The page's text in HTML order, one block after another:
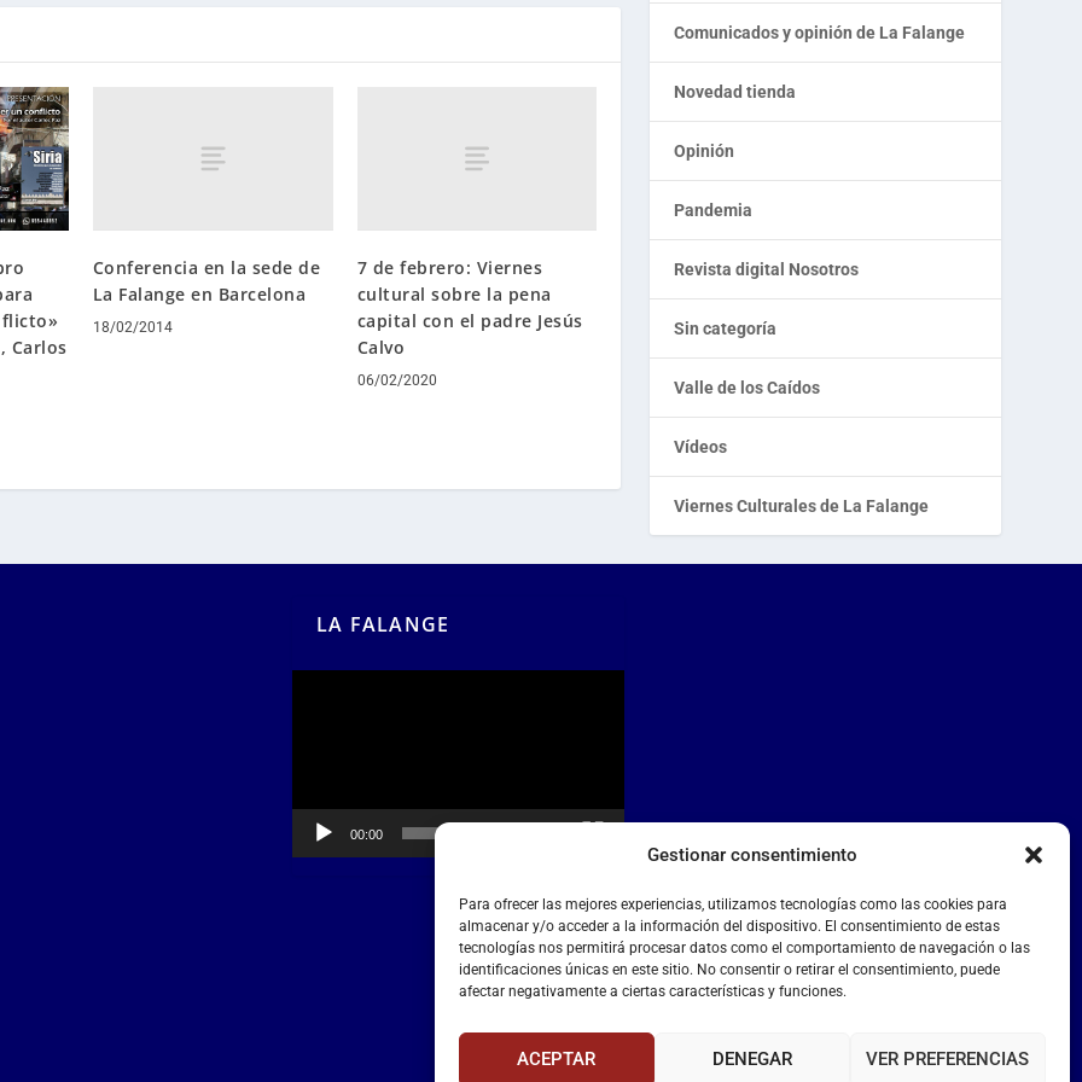
Gestionar consentimiento
Para ofrecer las mejores experiencias, utilizamos tecnologías como las cookies para
almacenar y/o acceder a la información del dispositivo. El consentimiento de estas
tecnologías nos permitirá procesar datos como el comportamiento de navegación o las
identificaciones únicas en este sitio. No consentir o retirar el consentimiento, puede
afectar negativamente a ciertas características y funciones.
ACEPTAR DENEGAR VER PREFERENCIAS
Carlos
Conferencia en la sede de
La Falange en Barcelona
18/02/2014
7 de febrero: Viernes
cultural sobre la pena
capital con el padre Jesús
Calvo
06/02/2020
Comunicados y opinión de La Falange
Novedad tienda
Opinión
Pandemia
Revista digital Nosotros
Sin categoría
Valle de los Caídos
Vídeos
Viernes Culturales de La Falange
LA FALANGE
00:00